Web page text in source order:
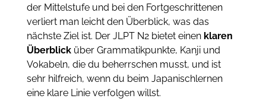
der Mittelstufe und bei den Fortgeschrittenen
verliert man leicht den Überblick, was das
nächste Ziel ist. Der JLPT N2 bietet einen klaren
Überblicküber Grammatikpunkte, Kanji und
Vokabeln, die du beherrschen musst, und ist
sehr hilfreich, wenn du beim Japanischlernen
eine klare Linie verfolgen willst.